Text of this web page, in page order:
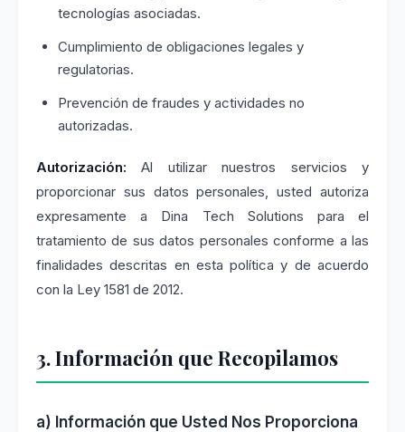
tecnologías asociadas.
Cumplimiento de obligaciones legales y
regulatorias.
Prevención de fraudes y actividades no
autorizadas.
Autorización: Al utilizar nuestros servicios y
proporcionar sus datos personales, usted autoriza
expresamente a Dina Tech Solutions para el
tratamiento de sus datos personales conforme a las
finalidades descritas en esta política y de acuerdo
con la Ley 1581 de 2012.
3. Información que Recopilamos
a) Información que Usted Nos Proporciona